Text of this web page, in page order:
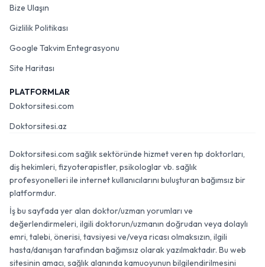
Bize Ulaşın
Gizlilik Politikası
Google Takvim Entegrasyonu
Site Haritası
PLATFORMLAR
Doktorsitesi.com
Doktorsitesi.az
Doktorsitesi.com sağlık sektöründe hizmet veren tıp doktorları,
diş hekimleri, fizyoterapistler, psikologlar vb. sağlık
profesyonelleri ile internet kullanıcılarını buluşturan bağımsız bir
platformdur.
İş bu sayfada yer alan doktor/uzman yorumları ve
değerlendirmeleri, ilgili doktorun/uzmanın doğrudan veya dolaylı
emri, talebi, önerisi, tavsiyesi ve/veya ricası olmaksızın, ilgili
hasta/danışan tarafından bağımsız olarak yazılmaktadır. Bu web
sitesinin amacı, sağlık alanında kamuoyunun bilgilendirilmesini